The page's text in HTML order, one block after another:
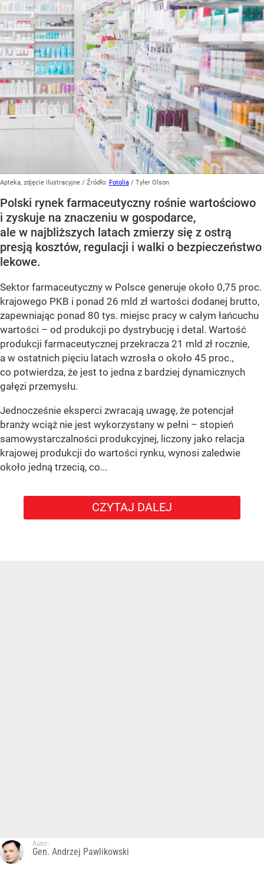
Apteka, zdjęcie ilustracyjne / Źródło: Fotolia / Tyler Olson
Polski rynek farmaceutyczny rośnie wartościowo
i zyskuje na znaczeniu w gospodarce,
ale w najbliższych latach zmierzy się z ostrą
presją kosztów, regulacji i walki o bezpieczeństwo
lekowe.
Sektor farmaceutyczny w Polsce generuje około 0,75 proc.
krajowego PKB i ponad 26 mld zł wartości dodanej brutto,
zapewniając ponad 80 tys. miejsc pracy w całym łańcuchu
wartości – od produkcji po dystrybucję i detal. Wartość
produkcji farmaceutycznej przekracza 21 mld zł rocznie,
a w ostatnich pięciu latach wzrosła o około 45 proc.,
co potwierdza, że jest to jedna z bardziej dynamicznych
gałęzi przemysłu.
Jednocześnie eksperci zwracają uwagę, że potencjał
branży wciąż nie jest wykorzystany w pełni – stopień
samowystarczalności produkcyjnej, liczony jako relacja
krajowej produkcji do wartości rynku, wynosi zaledwie
około jedną trzecią, co...
CZYTAJ DALEJ
Autor:
Gen. Andrzej Pawlikowski